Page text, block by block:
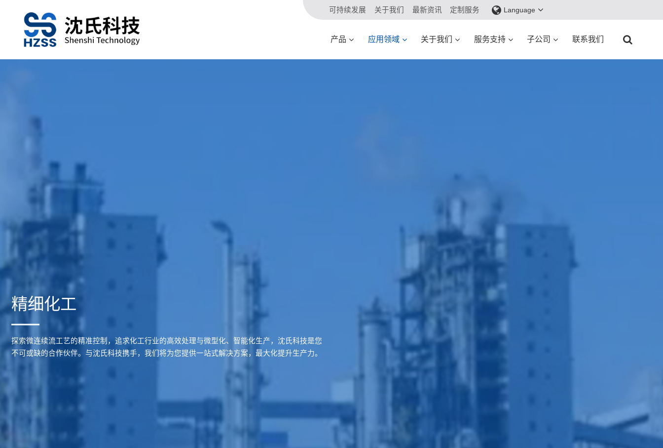
可持续发展 关于我们 最新资讯 定制服务 Language
产品 应用领域 关于我们 服务支持 子公司 联系我们
精细化工
探索微连续流工艺的精准控制，追求化工行业的高效处理与微型化、智能化生产，沈氏科技是您
不可或缺的合作伙伴。与沈氏科技携手，我们将为您提供一站式解决方案，最大化提升生产力。